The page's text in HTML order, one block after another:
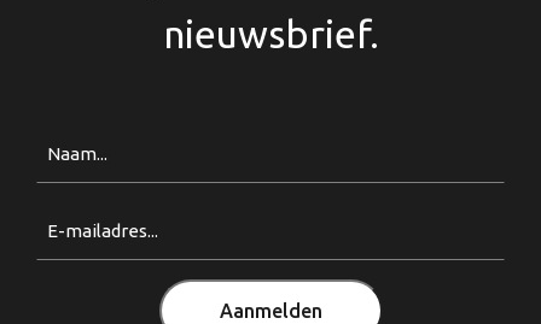
nieuwsbrief.
Aanmelden